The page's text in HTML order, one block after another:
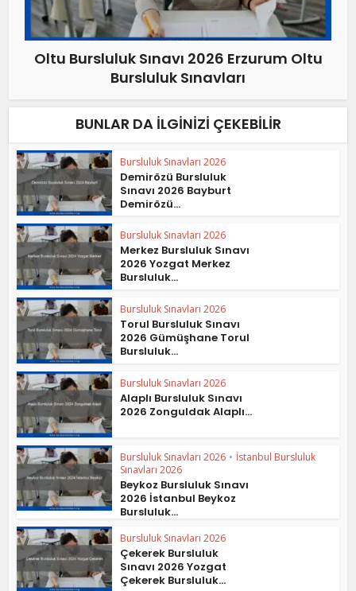
Oltu Bursluluk Sınavı 2026 Erzurum Oltu
Bursluluk Sınavları
BUNLAR DA İLGINIZI ÇEKEBILIR
Bursluluk Sınavları 2026
Demirözü Bursluluk
Sınavı 2026 Bayburt
Demirözü...
Bursluluk Sınavları 2026
Merkez Bursluluk Sınavı
2026 Yozgat Merkez
Bursluluk...
Bursluluk Sınavları 2026
Torul Bursluluk Sınavı
2026 Gümüşhane Torul
Bursluluk...
Bursluluk Sınavları 2026
Alaplı Bursluluk Sınavı
2026 Zonguldak Alaplı...
Bursluluk Sınavları 2026 • İstanbul Bursluluk
Sınavları 2026
Beykoz Bursluluk Sınavı
2026 İstanbul Beykoz
Bursluluk...
Bursluluk Sınavları 2026
Çekerek Bursluluk
Sınavı 2026 Yozgat
Çekerek Bursluluk...